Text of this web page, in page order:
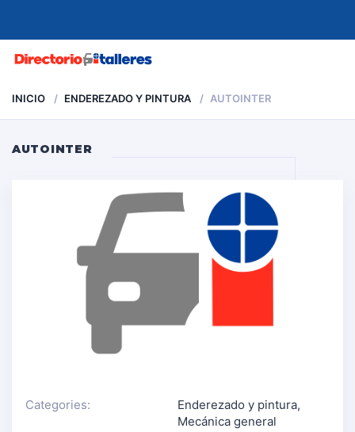
INICIO ENDEREZADO Y PINTURA AUTOINTER
AUTOINTER
Categories: Enderezado y pintura,
Mecánica general